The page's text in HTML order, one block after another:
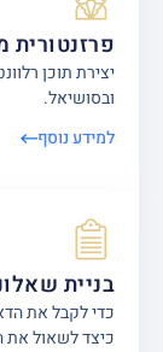
פרזנטורית
יצירת תוכן
ובסושיאל.
למידע נוסף
בניית
כדי לקבל את
כיצד לשאול את